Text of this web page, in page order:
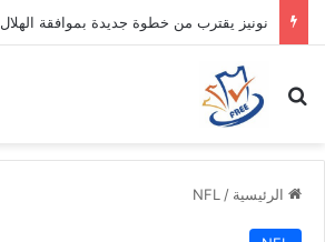
نونيز يقترب من خطوة جديدة بموافقة الهلال
بحث عن
الرئيسية /
NFL